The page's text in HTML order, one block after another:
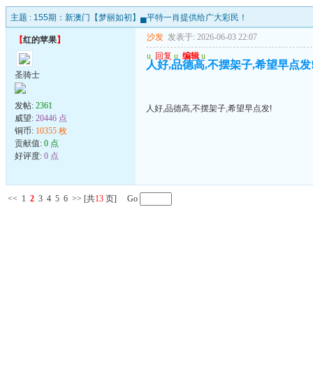
主题 : 155期：新澳门【梦丽如初】▄平特一肖提供给广大彩民！
【红的苹果】
圣骑士
发帖: 2361
威望: 20446 点
铜币: 10355 枚
贡献值: 0 点
好评度: 0 点
沙发 发表于: 2026-06-03 22:07
u 回复 u 编辑 u
人好,品德高,不摆架子,希望早点
人好,品德高,不摆架子,希望早点发!
<< 1 2 3 4 5 6 >> [共13 页] Go